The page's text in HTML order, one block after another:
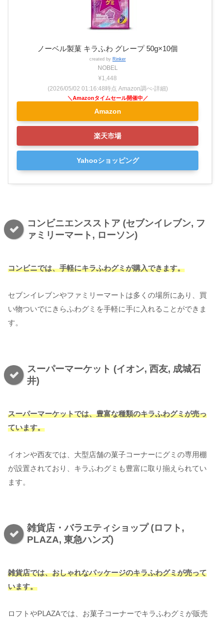
ノーベル製菓 キラふわ グレープ 50g×10個
created by Rinker
NOBEL
¥1,448
(2026/05/02 01:16:48時点 Amazon調べ-詳細)
Amazon
楽天市場
Yahooショッピング
コンビニエンスストア (セブンイレブン, フ
ァミリーマート, ローソン)
コンビニでは、手軽にキラふわグミが購入できます。
セブンイレブンやファミリーマートは多くの場所にあり、買
い物ついでにきらふわグミを手軽に手に入れることができま
す。
スーパーマーケット (イオン, 西友, 成城石
井)
スーパーマーケットでは、豊富な種類のキラふわグミが売っ
ています。
イオンや西友では、大型店舗の菓子コーナーにグミの専用棚
が設置されており、キラふわグミも豊富に取り揃えられてい
ます。
雑貨店・バラエティショップ (ロフト,
PLAZA, 東急ハンズ)
雑貨店では、おしゃれなパッケージのキラふわグミが売って
います。
ロフトやPLAZAでは、お菓子コーナーでキラふわグミが販売